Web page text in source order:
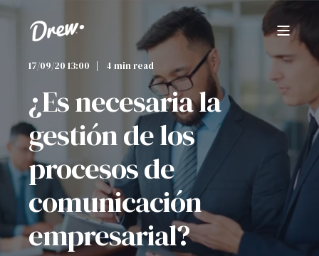
17/09/20 13:00 4 min read
¿Es necesaria la
gestión de los
procesos de
comunicación
empresarial?